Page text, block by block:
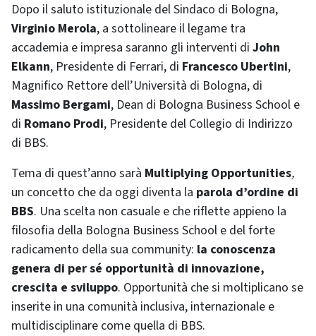
Dopo il saluto istituzionale del Sindaco di Bologna,
Virginio Merola, a sottolineare il legame tra
accademia e impresa saranno gli interventi di John
Elkann, Presidente di Ferrari, di Francesco Ubertini,
Magnifico Rettore dell’Università di Bologna, di
Massimo Bergami, Dean di Bologna Business School e
di Romano Prodi, Presidente del Collegio di Indirizzo
di BBS.
Tema di quest’anno sarà Multiplying Opportunities,
un concetto che da oggi diventa la parola d’ordine di
BBS. Una scelta non casuale e che riflette appieno la
filosofia della Bologna Business School e del forte
radicamento della sua community: la conoscenza
genera di per sé opportunità di innovazione,
crescita e sviluppo. Opportunità che si moltiplicano se
inserite in una comunità inclusiva, internazionale e
multidisciplinare come quella di BBS.